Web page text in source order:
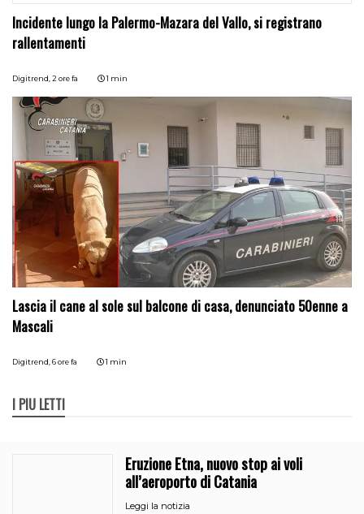
Incidente lungo la Palermo-Mazara del Vallo, si registrano
rallentamenti
Digitrend, 2 ore fa 1 min
Lascia il cane al sole sul balcone di casa, denunciato 50enne a
Mascali
Digitrend,6 ore fa 1 min
I PIÙ LETTI
Eruzione Etna, nuovo stop ai voli
all’aeroporto di Catania
Leggi la notizia